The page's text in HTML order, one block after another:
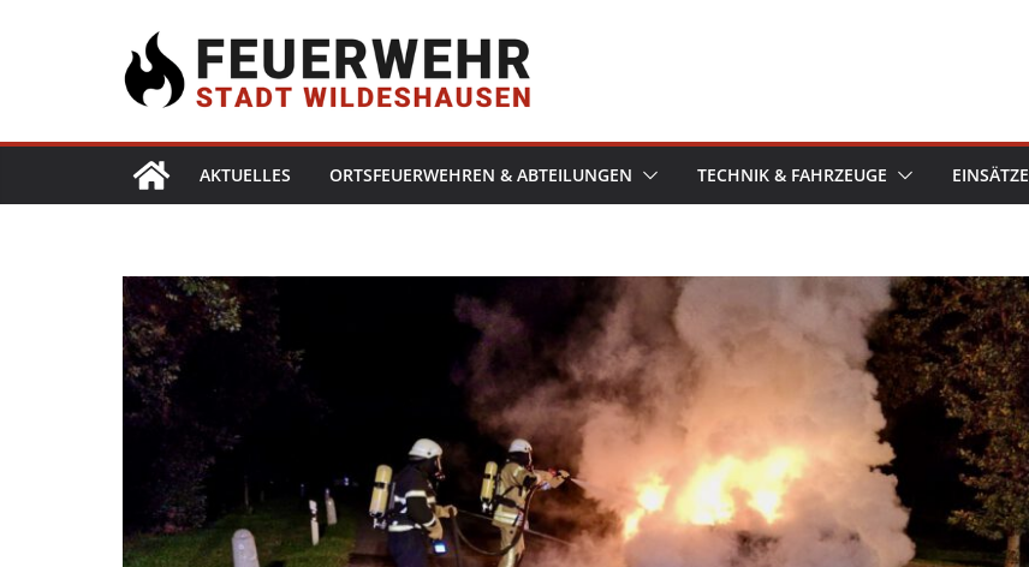
AKTUELLES ORTSFEUERWEHREN & ABTEILUNGEN TECHNIK & FAHRZEUGE EINSÄTZE